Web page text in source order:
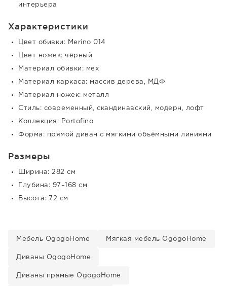
интерьера
Характеристики
Цвет обивки: Merino 014
Цвет ножек: чёрный
Материал обивки: мех
Материал каркаса: массив дерева, МДФ
Материал ножек: металл
Стиль: современный, скандинавский, модерн, лофт
Коллекция: Portofino
Форма: прямой диван с мягкими объёмными линиями
Размеры
Ширина: 282 см
Глубина: 97–168 см
Высота: 72 см
Мебель OgogoHome Мягкая мебель OgogoHome
Диваны OgogoHome
Диваны прямые OgogoHome